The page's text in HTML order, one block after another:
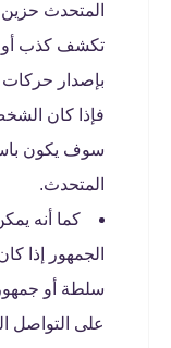
المتحدث حزين
تكشف كذب
بإصدار
فإذا كان
سوف يكون
المتحدث.
كما أنه
الجمهور إذا
سلطة أو
على التواصل